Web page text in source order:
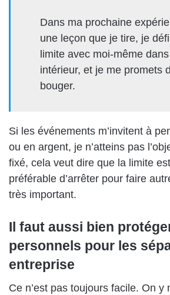
Dans ma prochaine
une leçon que je tire, je
limite avec moi-même
intérieur, et je me promets
bouger.
Si les événements m’invitent à
ou en argent, je n’atteins pas
fixé, cela veut dire que la limite
préférable d’arrêter pour faire
très important.
Il faut aussi bien
personnels pour les
entreprise
Ce n’est pas toujours facile. On y